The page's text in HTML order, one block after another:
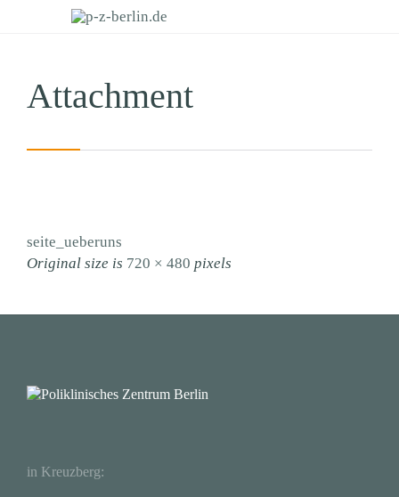
Attachment
seite_ueberuns
Original size is 720 × 480 pixels
in Kreuzberg: